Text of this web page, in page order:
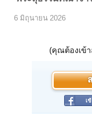
6 มิถุนายน 2026
(คุณต้องเข้
เ